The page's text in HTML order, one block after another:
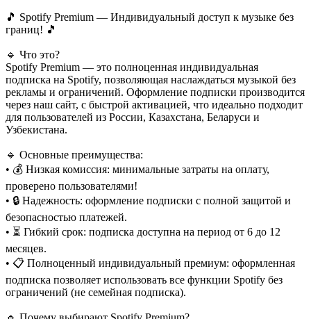
🎵 Spotify Premium — Индивидуальный доступ к музыке без
границ! 🎵
🔹 Что это?
Spotify Premium — это полноценная индивидуальная
подписка на Spotify, позволяющая наслаждаться музыкой без
рекламы и ограничений. Оформление подписки производится
через наш сайт, с быстрой активацией, что идеально подходит
для пользователей из России, Казахстана, Беларуси и
Узбекистана.
🔹 Основные преимущества:
• 💰 Низкая комиссия: минимальные затраты на оплату,
проверено пользователями!
• 🔒 Надежность: оформление подписки с полной защитой и
безопасностью платежей.
• ⏳ Гибкий срок: подписка доступна на период от 6 до 12
месяцев.
• 📋 Полноценный индивидуальный премиум: оформленная
подписка позволяет использовать все функции Spotify без
ограничений (не семейная подписка).